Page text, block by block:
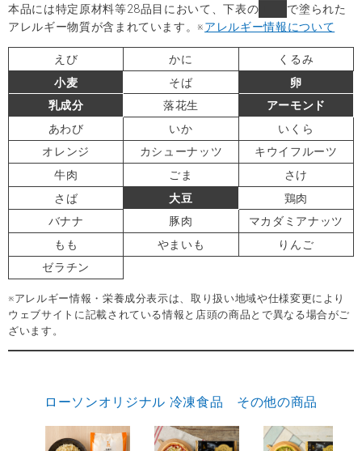
本品には特定原材料等28品目において、下表の
で塗られた
アレルギー物質が含まれています。※アレルギー情報について
えび かに
くるみ
小麦
そば
卵
乳成分
落花生
アーモンド
あわび
いか
いくら
オレンジ
カシューナッツ
キウイフルーツ
牛肉
ごま
さけ
さば
大豆
鶏肉
バナナ
豚肉
マカダミアナッツ
もも
やまいも
りんご
ゼラチン
※アレルギー情報・栄養成分表示は、取り扱い地域や仕様変更により
ウェブサイトに記載されている情報と店頭の商品とで異なる場合がご
ざいます。
ローソンオリジナル 冷凍食品 その他の商品